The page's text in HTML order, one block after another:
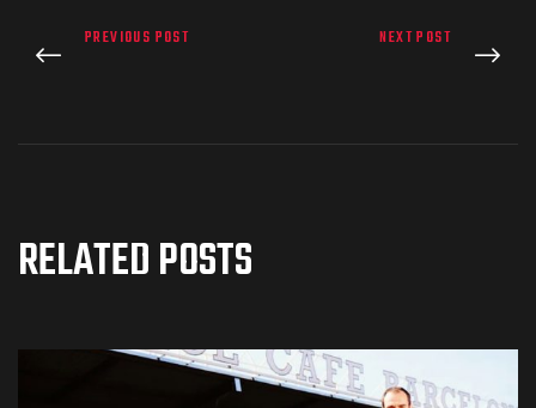
PREVIOUS POST NEXT POST
RELATED POSTS